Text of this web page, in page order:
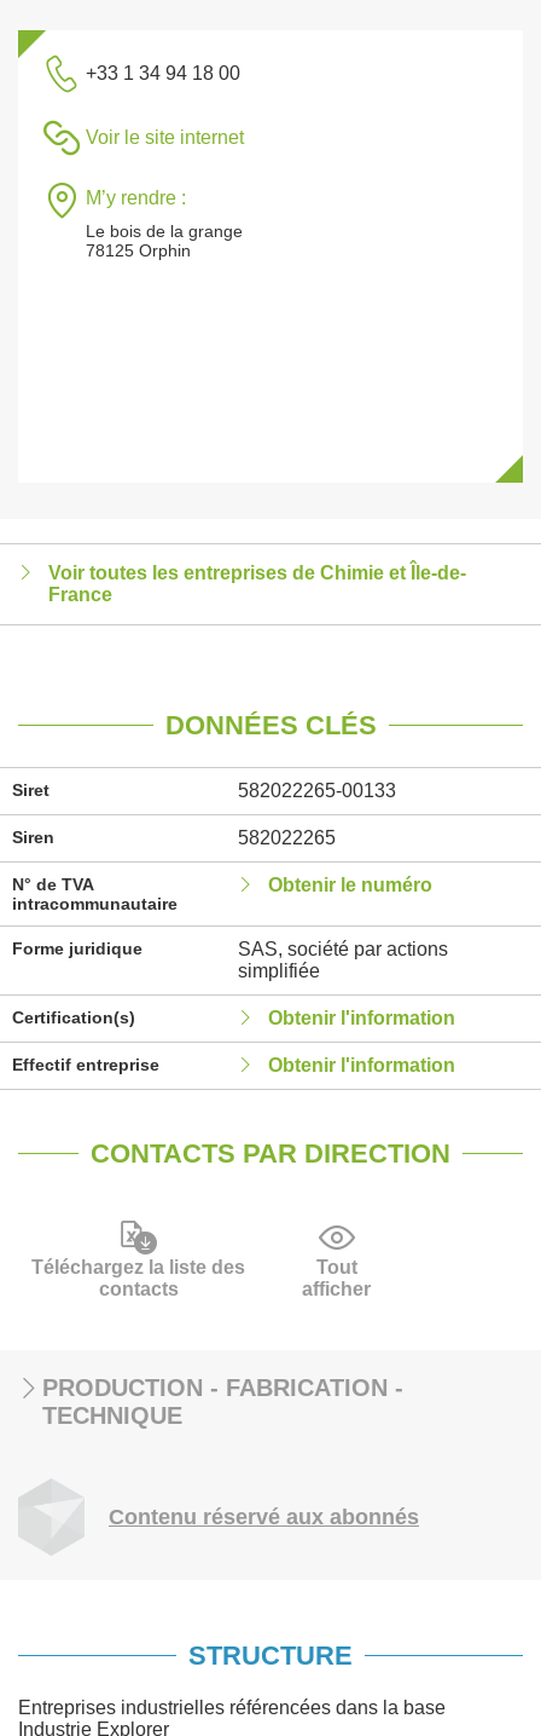
+33 1 34 94 18 00
Voir le site internet
M’y rendre :
Le bois de la grange
78125 Orphin
Voir toutes les entreprises de Chimie et Île-de-
France
DONNÉES CLÉS
Siret 582022265-00133
Siren 582022265
N° de TVA
intracommunautaire
Obtenir le numéro
Forme juridique
SAS, société par actions
simplifiée
Certification(s) Obtenir l'information
Effectif entreprise Obtenir l'information
CONTACTS PAR DIRECTION
Téléchargez la liste des
contacts
Tout
afficher
PRODUCTION - FABRICATION -
TECHNIQUE
Contenu réservé aux abonnés
STRUCTURE
Entreprises industrielles référencées dans la base
Industrie Explorer